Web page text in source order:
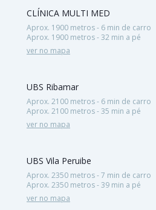
CLÍNICA MULTI MED
Aprox. 1900 metros - 6 min de carro
Aprox. 1900 metros - 32 min a pé
ver no mapa
UBS Ribamar
Aprox. 2100 metros - 6 min de carro
Aprox. 2100 metros - 35 min a pé
ver no mapa
UBS Vila Peruibe
Aprox. 2350 metros - 7 min de carro
Aprox. 2350 metros - 39 min a pé
ver no mapa